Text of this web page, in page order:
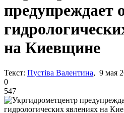
предупреждает
на Киевщине
Текст: Пустіва Валентина, 9 мая
0
547